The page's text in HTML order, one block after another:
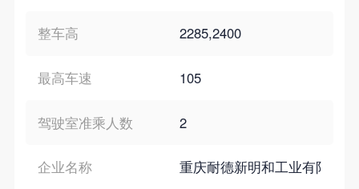
整车高 2285,2400
最高车速 105
驾驶室准乘人数 2
企业名称 重庆耐德新明和工业有限公司